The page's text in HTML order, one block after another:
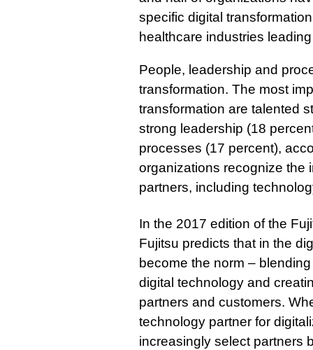
specific digital
healthcare industries
People, leadership and
transformation. The most
transformation are talented
strong leadership (18
processes (17 percent),
organizations recognize the
partners, including
In the 2017 edition of the
Fujitsu predicts that in the
become the norm –
digital technology and
partners and customers.
technology partner for
increasingly select partners